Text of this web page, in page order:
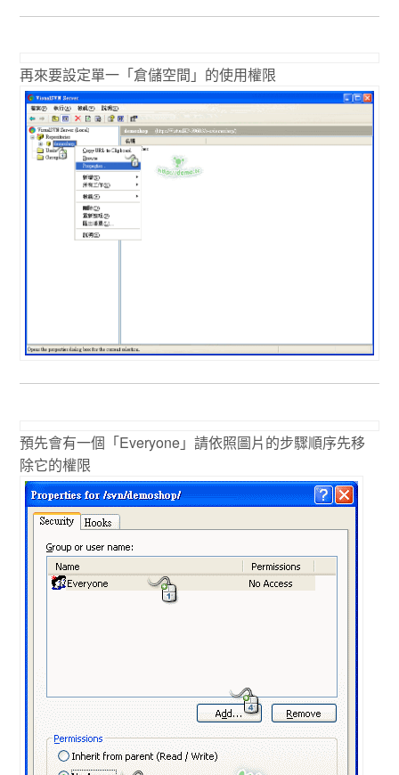
再來要設定單一「倉儲空間」的使用權限
預先會有一個「Everyone」請依照圖片的步驟順序先移
除它的權限